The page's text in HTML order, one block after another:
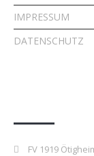
IMPRESSUM
DATENSCHUTZ
FV 1919